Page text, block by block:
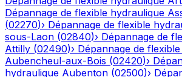
Dépannage de flexible hydraulique
(02270)› Dépannage de flexible
sous-Laon (02840)› Dépannage de
Attilly (02490)› Dépannage de
Aubencheul-aux-Bois (02420)›
hydraulique Aubenton (02500)›